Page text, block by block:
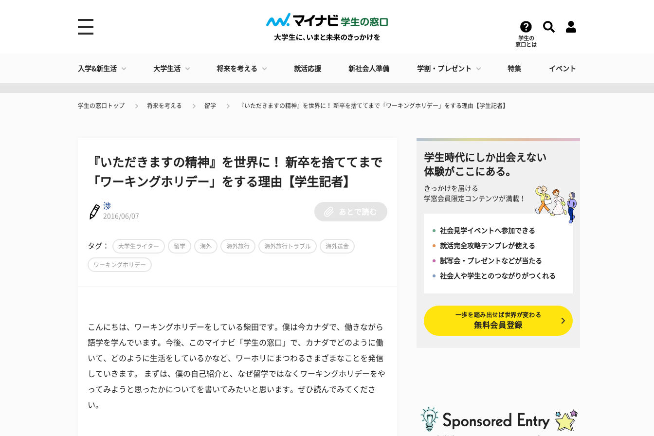
学生の
窓口とは
入学&新生活 大学生活 将来を考える 就活応援 新社会人準備 学割・プレゼント 特集 イベント
学生の窓口トップ 将来を考える 留学 『いただきますの精神』を世界に！ 新卒を捨ててまで「ワーキングホリデー」をする理由【学生記者】
『いただきますの精神』を世界に！ 新卒を捨ててまで
「ワーキングホリデー」をする理由【学生記者】
渉
2016/06/07
あとで読む
タグ： 大学生ライター 留学 海外 海外旅行 海外旅行トラブル 海外送金
ワーキングホリデー
こんにちは、ワーキングホリデーをしている柴田です。僕は今カナダで、働きながら
語学を学んでいます。今後、このマイナビ「学生の窓口」で、カナダでどのように働
いて、どのように生活をしているかなど、ワーホリにまつわるさまざまなことを発信
していきます。 まずは、僕の自己紹介と、なぜ留学ではなくワーキングホリデーをや
ってみようと思ったかについてを書いてみたいと思います。ぜひ読んでみてくださ
い。
学生時代にしか出会えない
体験がここにある。
きっかけを届ける
学窓会員限定コンテンツが満載！
社会見学イベントへ参加できる
就活完全攻略テンプレが使える
試写会・プレゼントなどが当たる
社会人や学生とのつながりがつくれる
一歩を踏み出せば世界が変わる
無料会員登録